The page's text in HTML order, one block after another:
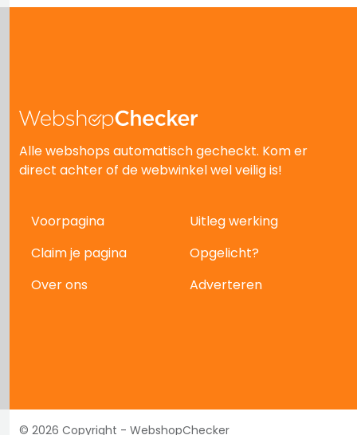
Alle webshops automatisch gecheckt. Kom er
direct achter of de webwinkel wel veilig is!
Voorpagina
Uitleg werking
Claim je pagina
Opgelicht?
Over ons
Adverteren
© 2026 Copyright - WebshopChecker